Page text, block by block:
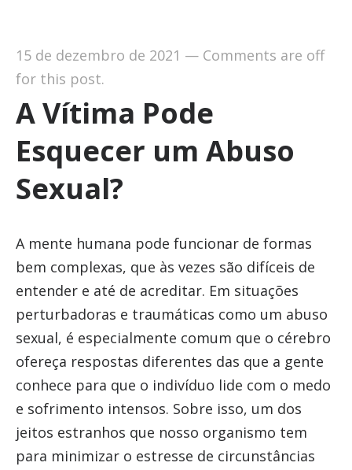
15 de dezembro de 2021 — Comments are off
for this post.
A Vítima Pode
Esquecer um Abuso
Sexual?
A mente humana pode funcionar de formas
bem complexas, que às vezes são difíceis de
entender e até de acreditar. Em situações
perturbadoras e traumáticas como um abuso
sexual, é especialmente comum que o cérebro
ofereça respostas diferentes das que a gente
conhece para que o indivíduo lide com o medo
e sofrimento intensos. Sobre isso, um dos
jeitos estranhos que nosso organismo tem
para minimizar o estresse de circunstâncias